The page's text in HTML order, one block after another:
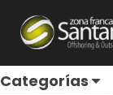
Categorías